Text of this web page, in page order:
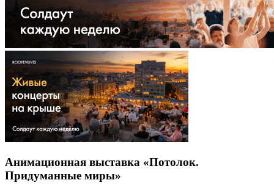
Анимационная выставка «Потолок.
Придуманные миры»